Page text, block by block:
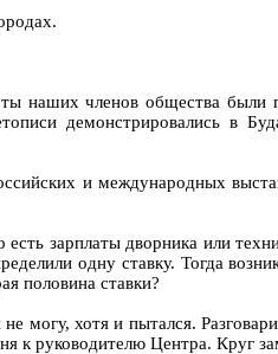
наших членов общества были
демонстрировались в
и международных
зарплаты дворника или
одну ставку. Тогда
половина ставки?
могу, хотя и пытался.
к руководителю Центра. Круг